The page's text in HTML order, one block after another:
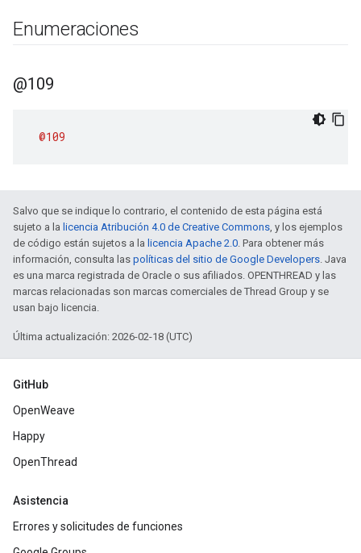
Enumeraciones
@109
@109
Salvo que se indique lo contrario, el contenido de esta página está
sujeto a la licencia Atribución 4.0 de Creative Commons, y los ejemplos
de código están sujetos a la licencia Apache 2.0. Para obtener más
información, consulta las políticas del sitio de Google Developers. Java
es una marca registrada de Oracle o sus afiliados. OPENTHREAD y las
marcas relacionadas son marcas comerciales de Thread Group y se
usan bajo licencia.
Última actualización: 2026-02-18 (UTC)
GitHub
OpenWeave
Happy
OpenThread
Asistencia
Errores y solicitudes de funciones